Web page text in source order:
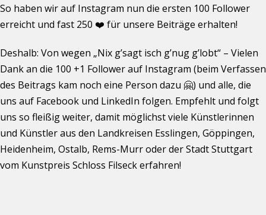
So haben wir auf Instagram nun die ersten 100 Follower
erreicht und fast 250 ❤️ für unsere Beiträge erhalten!
Deshalb: Von wegen „Nix g’sagt isch g’nug g’lobt“ – Vielen
Dank an die 100 +1 Follower auf Instagram (beim Verfassen
des Beitrags kam noch eine Person dazu 🤗) und alle, die
uns auf Facebook und LinkedIn folgen. Empfehlt und folgt
uns so fleißig weiter, damit möglichst viele Künstlerinnen
und Künstler aus den Landkreisen Esslingen, Göppingen,
Heidenheim, Ostalb, Rems-Murr oder der Stadt Stuttgart
vom Kunstpreis Schloss Filseck erfahren!